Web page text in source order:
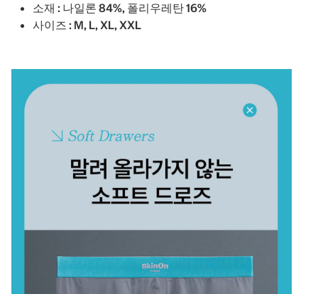
소재 : 나일론 84%, 폴리우레탄 16%
사이즈 : M, L, XL, XXL